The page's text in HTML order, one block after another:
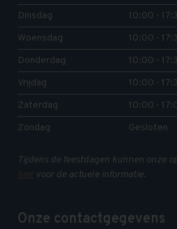
Dinsdag
10:00 -
Woensdag
10:00 -
Donderdag
10:00 -
Vrijdag
10:00 -
Zaterdag
10:00 -
Zondag
Gesloten
Tijdens de feestdagen kunnen onze
hiervoor de actuele informatie.
Onze contactgegevens